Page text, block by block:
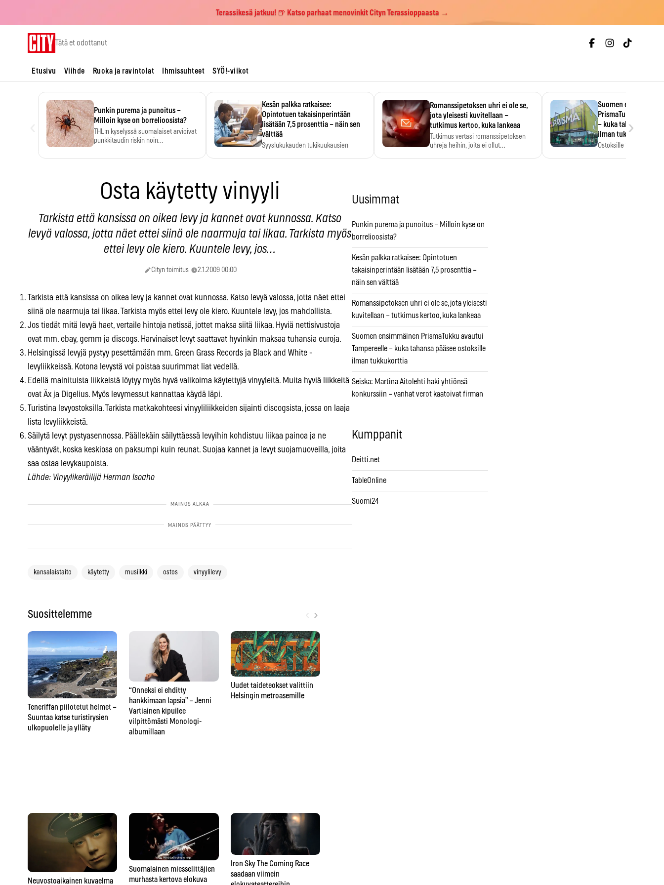
Terassikesä jatkuu! 🍺 Katso parhaat menovinkit Cityn Terassioppaasta →
Tätä et odottanut
Etusivu Viihde Ruoka ja ravintolat Ihmissuhteet SYÖ!-viikot
Punkin purema ja punoitus –
Milloin kyse on borrelioosista?
THL:n kyselyssä suomalaiset arvioivat
punkkitaudin riskin noin
Kesän palkka ratkaisee:
Opintotuen takaisinperintään
lisätään 7,5 prosenttia – näin sen
välttää
Syyslukukauden tukikuukausien
Romanssipetoksen uhri ei ole se,
jota yleisesti kuvitellaan –
tutkimus kertoo, kuka lankeaa
Tutkimus vertasi romanssipetoksen
uhreja heihin, joita ei ollut…
Suomen
PrismaTukku avautui
– kuka tahansa
ilman tukkukorttia
Ostoksille tarvitse
›
Osta käytetty vinyyli
Tarkista että kansissa on oikea levy ja kannet ovat kunnossa. Katso
levyä valossa, jotta näet ettei siinä ole naarmuja tai likaa. Tarkista myös
ettei levy ole kiero. Kuuntele levy, jos…
Cityn toimitus 2.1.2009 00:00
Tarkista että kansissa on oikea levy ja kannet ovat kunnossa. Katso levyä valossa, jotta näet ettei
siinä ole naarmuja tai likaa. Tarkista myös ettei levy ole kiero. Kuuntele levy, jos mahdollista.
Jos tiedät mitä levyä haet, vertaile hintoja netissä, jottet maksa siitä liikaa. Hyviä nettisivustoja
ovat mm. ebay, gemm ja discogs. Harvinaiset levyt saattavat hyvinkin maksaa tuhansia euroja.
Helsingissä levyjä pystyy pesettämään mm. Green Grass Records ja Black and White -
levyliikkeissä. Kotona levystä voi poistaa suurimmat liat vedellä.
Edellä mainituista liikkeistä löytyy myös hyvä valikoima käytettyjä vinyyleitä. Muita hyviä liikkeitä
ovat Äx ja Digelius. Myös levymessut kannattaa käydä läpi.
Turistina levyostoksilla. Tarkista matkakohteesi vinyyliliikkeiden sijainti discogsista, jossa on laaja
lista levyliikkeistä.
Säilytä levyt pystyasennossa. Päällekäin säilyttäessä levyihin kohdistuu liikaa painoa ja ne
vääntyvät, koska keskiosa on paksumpi kuin reunat. Suojaa kannet ja levyt suojamuoveilla, joita
saa ostaa levykaupoista.
Lähde: Vinyylikeräilijä Herman Isoaho
kansalaistaito käytetty musiikki ostos vinyylilevy
Suosittelemme ›
Teneriffan piilotetut helmet –
Suuntaa katse turistirysien
ulkopuolelle ja ylläty
Neuvostoaikainen kuvaelma
“Onneksi ei ehditty
hankkimaan lapsia” – Jenni
Vartiainen kipuilee
vilpittömästi Monologi-
albumillaan
Suomalainen miesselittäjien
murhasta kertova elokuva
Uudet taideteokset valittiin
Helsingin metroasemille
Iron Sky The Coming Race
saadaan viimein
Uusimmat
Punkin purema ja punoitus – Milloin kyse on
borrelioosista?
Kesän palkka ratkaisee: Opintotuen
takaisinperintään lisätään 7,5 prosenttia –
näin sen välttää
Romanssipetoksen uhri ei ole se, jota yleisesti
kuvitellaan – tutkimus kertoo, kuka lankeaa
Suomen ensimmäinen PrismaTukku avautui
Tampereelle – kuka tahansa pääsee ostoksille
ilman tukkukorttia
Seiska: Martina Aitolehti haki yhtiönsä
konkurssiin – vanhat verot kaatoivat firman
Kumppanit
Deitti.net
TableOnline
Suomi24